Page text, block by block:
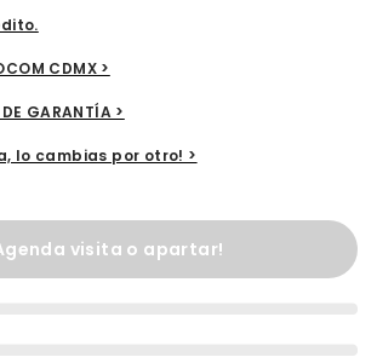
CDMX >
GARANTÍA >
lo cambias por otro! >
visita o apartar!